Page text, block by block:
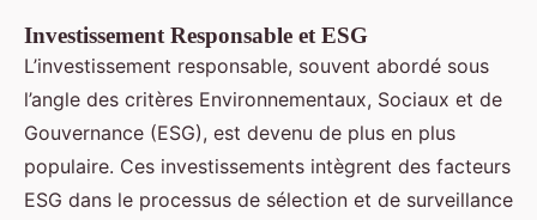
Investissement Responsable et ESG
L’investissement responsable, souvent abordé sous
l’angle des critères Environnementaux, Sociaux et de
Gouvernance (ESG), est devenu de plus en plus
populaire. Ces investissements intègrent des facteurs
ESG dans le processus de sélection et de surveillance